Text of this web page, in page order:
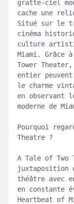
gratte-ciel
cache une
Situé sur le
cinéma
culture
Miami. Grâce
Tower
entier
le charme
en observant
moderne de
Pourquoi
Theatre ?
A Tale of Two
juxtaposition
théâtre avec
en constante
Heartbeat of